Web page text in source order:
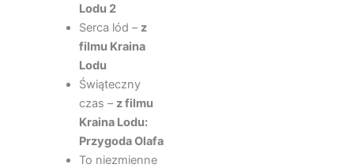
Lodu 2
Serca lód – z
filmu Kraina
Lodu
Świąteczny
czas – z filmu
Kraina Lodu:
Przygoda Olafa
To niezmienne